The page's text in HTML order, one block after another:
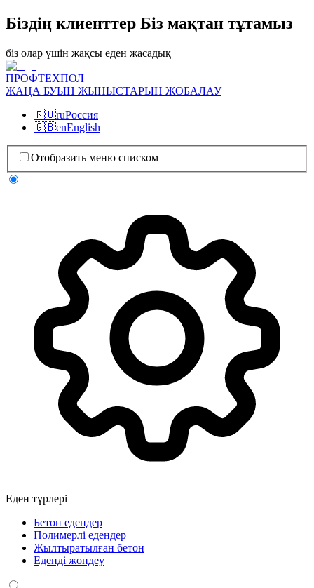
Біздің клиенттер Біз мақтан тұтамыз
біз олар үшін жақсы еден жасадық
ПРОФТЕХПОЛ
ЖАҢА БУЫН ЖЫНЫСТАРЫН ЖОБАЛАУ
🇷🇺ruРоссия
🇬🇧enEnglish
Отобразить меню списком
Еден түрлері
Бетон едендер
Полимерлі едендер
Жылтыратылған бетон
Еденді жөндеу